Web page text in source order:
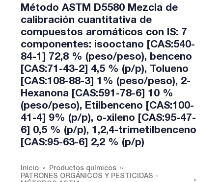
Método ASTM D5580 Mezcla de
calibración cuantitativa de
compuestos aromáticos con IS: 7
componentes: isooctano [CAS:540-
84-1] 72,8 % (peso/peso), benceno
[CAS:71-43-2] 4,5 % (p/p), Tolueno
[CAS:108-88-3] 1% (peso/peso), 2-
Hexanona [CAS:591-78-6] 10 %
(peso/peso), Etilbenceno [CAS:100-
41-4] 9% (p/p), o-xileno [CAS:95-47-
6] 0,5 % (p/p), 1,2,4-trimetilbenceno
[CAS:95-63-6] 2,2 % (p/p)
Inicio
Productos químicos
PATRONES ORGÁNICOS Y PESTICIDAS -